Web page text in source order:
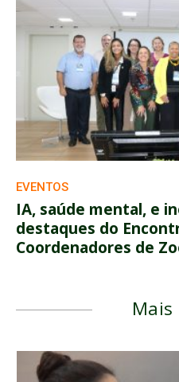
EVENTOS
IA, saúde mental, e
destaques do
Coordenadores de
Mais